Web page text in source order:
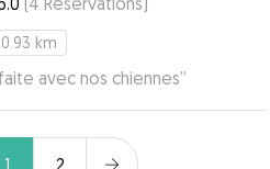
km
avec nos chiennes”
1 2